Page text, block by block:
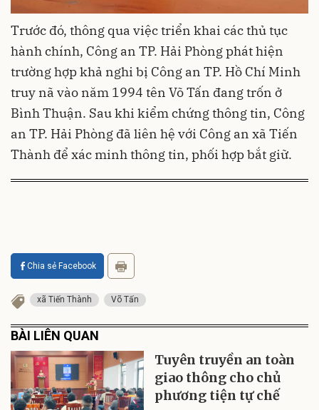
Trước đó, thông qua việc triển khai các thủ tục
hành chính, Công an TP. Hải Phòng phát hiện
trường hợp khả nghi bị Công an TP. Hồ Chí Minh
truy nã vào năm 1994 tên Võ Tấn đang trốn ở
Bình Thuận. Sau khi kiểm chứng thông tin, Công
an TP. Hải Phòng đã liên hệ với Công an xã Tiến
Thành để xác minh thông tin, phối hợp bắt giữ.
Chia sẻ Facebook
xã Tiến Thành Võ Tấn
BÀI LIÊN QUAN
Tuyên truyền an toàn
giao thông cho chủ
phương tiện tự chế